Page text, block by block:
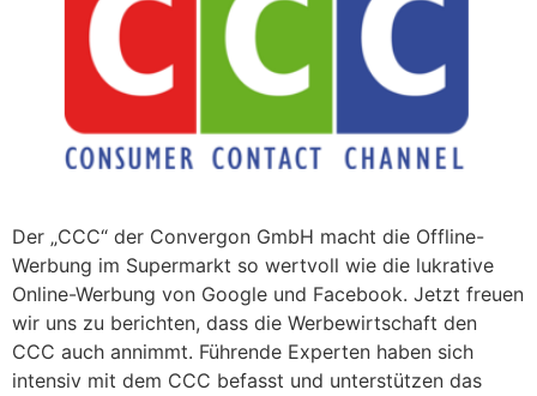
Der „CCC“ der Convergon GmbH macht die Offline-
Werbung im Supermarkt so wertvoll wie die lukrative
Online-Werbung von Google und Facebook. Jetzt freuen
wir uns zu berichten, dass die Werbewirtschaft den
CCC auch annimmt. Führende Experten haben sich
intensiv mit dem CCC befasst und unterstützen das